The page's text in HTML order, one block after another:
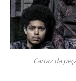
Cartaz da